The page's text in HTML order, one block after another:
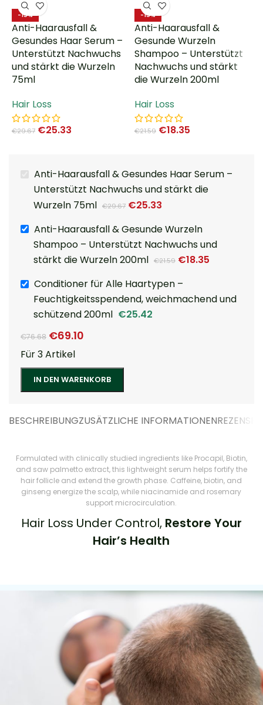
-15%
Anti-Haarausfall &
Gesundes Haar Serum –
Unterstützt Nachwuchs
und stärkt die Wurzeln
75ml
Hair Loss
€29.67 €25.33
-15%
Anti-Haarausfall &
Gesunde Wurzeln
Shampoo – Unterstützt
Nachwuchs und stärkt
die Wurzeln 200ml
Hair Loss
€21.59 €18.35
Anti-Haarausfall & Gesundes Haar Serum –
Unterstützt Nachwuchs und stärkt die
Wurzeln 75ml €29.67 €25.33
Anti-Haarausfall & Gesunde Wurzeln
Shampoo – Unterstützt Nachwuchs und
stärkt die Wurzeln 200ml €21.59 €18.35
Conditioner für Alle Haartypen –
Feuchtigkeitsspendend, weichmachend und
schützend 200ml €25.42
€76.68 €69.10
Für 3 Artikel
IN DEN WARENKORB
BESCHREIBUNGZUSÄTZLICHE INFORMATIONEN
Formulated with clinically studied ingredients like Procapil, Biotin,
and saw palmetto extract, this lightweight serum helps fortify the
hair follicle and extend the growth phase. Caffeine, biotin, and
ginseng energize the scalp, while niacinamide and rosemary
support microcirculation.
Hair Loss Under Control, Restore Your
Hair’s Health